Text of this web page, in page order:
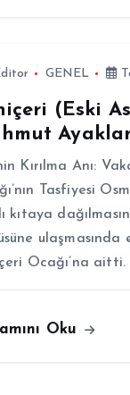
GENEL
(Eski
Kırılma Anı:
Tasfiyesi
kıtaya
ulaşmasında
Ocağı’na
Oku